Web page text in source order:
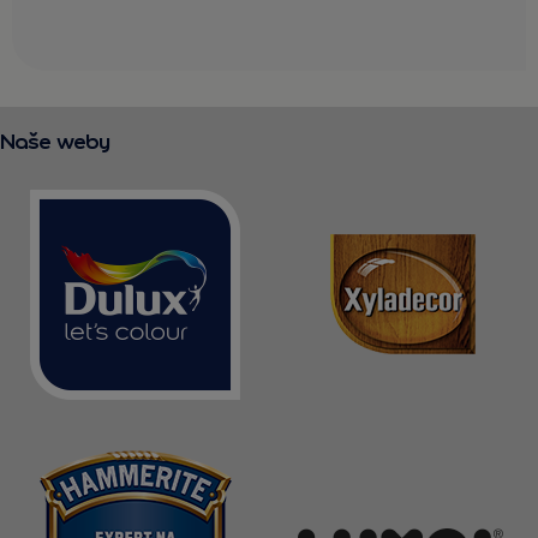
Naše weby